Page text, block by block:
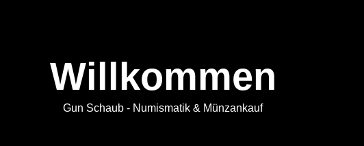
Willkommen
Gun Schaub - Numismatik & Münzankauf